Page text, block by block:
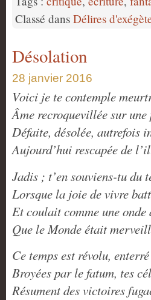
Classé dans Délires
Désolation
28 janvier 2016
Voici je te contemple
Âme recroquevillée sur
Défaite, désolée, autrefois
Aujourd’hui rescapée de
Jadis ; t’en souviens-tu du
Lorsque la joie de vivre
Et coulait comme une onde
Que le Monde était
Ce temps est révolu,
Broyées par le fatum, tes
Résument des victoires